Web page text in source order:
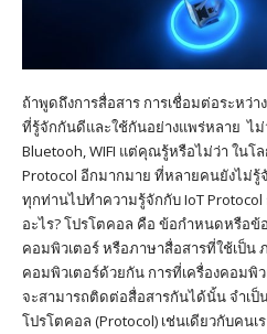
ถ้าพูดถึงการสื่อสาร การเชื่อมต่อระหว่
ที่รู้จักกันดีและใช้กันอย่างแพร่หลาย ไม่
Bluetooh, WIFI แต่คุณรู้หรือไม่ว่า ในโ
Protocol อีกมากมาย ที่หลายคนยังไม่
ทุกท่านไปทำความรู้จักกับ IoT
อะไร? โปรโตคอล คือ ข้อกำหนดหรือข้
คอมพิวเตอร์ หรือภาษาสื่อสารที่ใช้เป็น
คอมพิวเตอร์ด้วยกัน การที่เครื่องคอมพิ
จะสามารถติดต่อสื่อสารกันได้นั้น จำเป็
โปรโตคอล (Protocol) เช่นเดียวกับคน